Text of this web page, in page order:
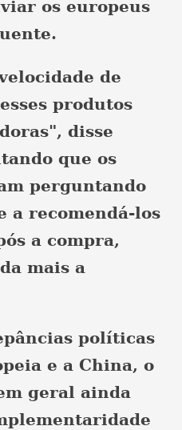
os europeus
de
produtos
disse
que os
perguntando
a recomendá-los
a compra,
mais a
políticas
e a China, o
geral ainda